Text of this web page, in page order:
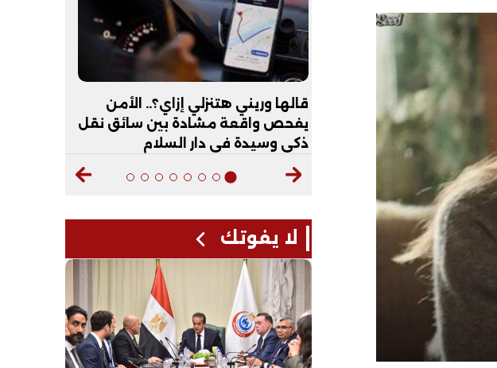
بيه.. أول ظهور لـ
التريلا مع والدته بعد
فيديو
قالها وريني هتنزلي إزاي؟.. الأمن
يفحص واقعة مشادة بين سائق نقل
ذكي وسيدة في دار السلام
لا يفوتك